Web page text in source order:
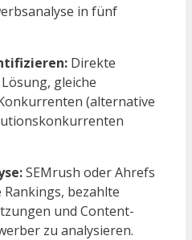
in fünf
Direkte
gleiche
(alternative
SEMrush oder Ahrefs
bezahlte
und Content-
zu analysieren.